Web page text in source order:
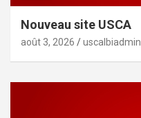
Nouveau site USCA
août 3, 2026 uscalbiadmin